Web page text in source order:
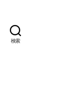
検索